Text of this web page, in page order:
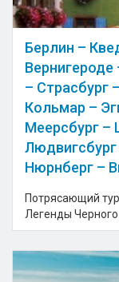
Берлин –
– Страсбург
Кольмар –
Меерсбург –
Нюрнберг –
Потрясающий
Легенды